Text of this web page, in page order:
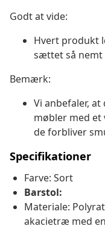
Godt at vide:
Hvert produkt
sættet så nemt
Bemærk:
Vi anbefaler,
møbler med
de forbliver
Specifikationer
Farve: Sort
Barstol:
Materiale:
akacietræ med